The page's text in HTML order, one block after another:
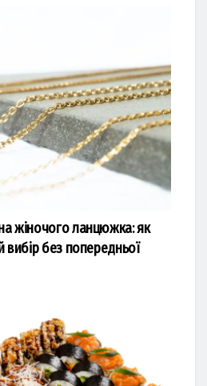
жіночого ланцюжка: як
без попередньої